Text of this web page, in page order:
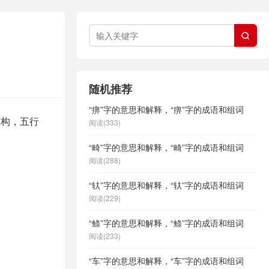
，五行

随机推荐
“痹”字的意思和解释，“痹”字的成语和组词
阅读(333)
“畸”字的意思和解释，“畸”字的成语和组词
阅读(288)
“轪”字的意思和解释，“轪”字的成语和组词
阅读(229)
“鲦”字的意思和解释，“鲦”字的成语和组词
阅读(233)
“车”字的意思和解释，“车”字的成语和组词